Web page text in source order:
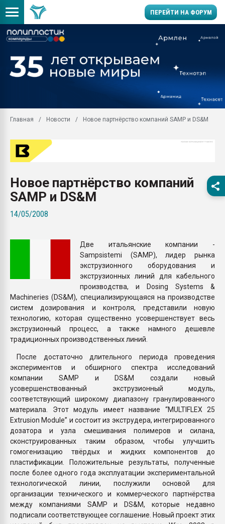
ПЕРЕЙТИ НА ФОРУМ
производство SPC
заводу пластмасс"
Помощь в подборе
Вакуум-формовочные
первый план в
бутылок
ПЕРЕЙТИ НА
Главная Новости Новое партнёрство компаний SAMP и DS&M
Новое партнёрство компаний
SAMP и DS&M
14/05/2008
Две итальянские компании -
Sampsistemi (SAMP), лидер рынка
экструзионного оборудования и
экструзионных линий для кабельного
производства, и Dosing Systems &
Machineries (DS&M), специализирующаяся на производстве
систем дозирования и контроля, представили новую
технологию, которая существенно усовершенствует весь
экструзионный процесс, а также намного дешевле
традиционных производственных линий.
После достаточно длительного периода проведения
экспериментов и обширного спектра исследований
компании SAMP и DS&M создали новый
усовершенствованный экструзионный модуль,
соответствующий широкому диапазону гранулированного
материала. Этот модуль имеет название “MULTIFLEX 25
Extrusion Module” и состоит из экструдера, интегрированного
дозатора и узла смешивания полимеров и силана,
сконструированных таким образом, чтобы улучшить
гомогенизацию твёрдых и жидких компонентов до
пластификации. Положительные результаты, полученные
после более одного года эксплуатации экспериментальной
технологической линии, послужили основой для
организации технического и коммерческого партнёрства
между компаниями SAMP и DS&M, которые недавно
подписали соответствующее соглашение. Новый проект этих